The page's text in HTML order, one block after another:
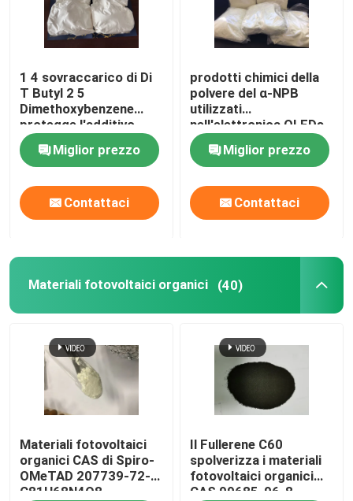
1 4 sovraccarico di Di
T Butyl 2 5
Dimethoxybenzene
protegge l'additivo
dell'elettrolito
Miglior prezzo
Contattaci
prodotti chimici della
polvere del α-NPB
utilizzati
nell'elettronica OLEDs
CAS 123847-85-8
Miglior prezzo
Contattaci
Materiali fotovoltaici organici (40)
Materiali fotovoltaici
organici CAS di Spiro-
OMeTAD 207739-72-8
C81H68N4O8
Il Fullerene C60
spolverizza i materiali
fotovoltaici organici
CAS 99685-96-8